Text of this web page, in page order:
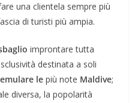
una clientela sempre più
di turisti più ampia.
improntare tutta
destinata a soli
emulare le più note Maldive;
diversa, la popolarità